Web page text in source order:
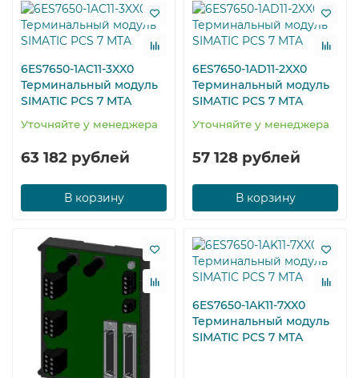
6ES7650-1AC11-3XX0
Терминальный модуль
SIMATIC PCS 7 MTA
Уточняйте у менеджера
63 182 рублей
В корзину
6ES7650-1AD11-2XX0
Терминальный модуль
SIMATIC PCS 7 MTA
Уточняйте у менеджера
57 128 рублей
В корзину
6ES7650-1AK11-7XX0
Терминальный модуль
SIMATIC PCS 7 MTA